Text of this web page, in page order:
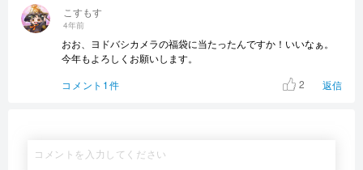
こすもす
4年前
おお、ヨドバシカメラの福袋に当たったんですか！いいなぁ。
今年もよろしくお願いします。
コメント1件
2 返信